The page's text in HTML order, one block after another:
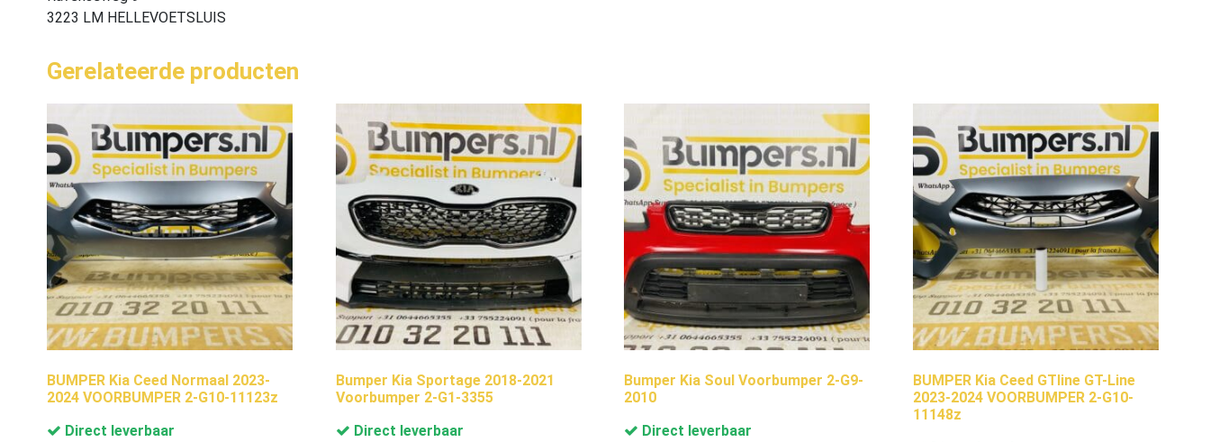
3223 LM HELLEVOETSLUIS
Gerelateerde producten
BUMPER Kia Ceed Normaal 2023-
2024 VOORBUMPER 2-G10-11123z
Direct leverbaar
Bumper Kia Sportage 2018-2021
Voorbumper 2-G1-3355
Direct leverbaar
Bumper Kia Soul Voorbumper 2-G9-
2010
Direct leverbaar
BUMPER Kia Ceed GTline GT-Line
2023-2024 VOORBUMPER 2-G10-
11148z